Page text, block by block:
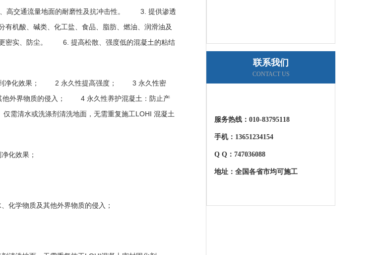
、高交通流量地面的耐磨性及抗冲击性。 3. 提供渗透
有机酸、碱类、化工盐、食品、脂肪、燃油、润滑油及
更密实、防尘。 6. 提高松散、强度低的混凝土的粘结
到净化效果； 2 永久性提高强度； 3 永久性密
其他外界物质的侵入； 4 永久性养护混凝土：防止产
需清水或洗涤剂清洗地面，无需重复施工LOHI 混凝土
化效果；
化学物质及其他外界物质的侵入；
联系我们
CONTACT US
服务热线： 010-83795118
手机：13651234154
Q Q：747036088
地址：全国各省市均可施工